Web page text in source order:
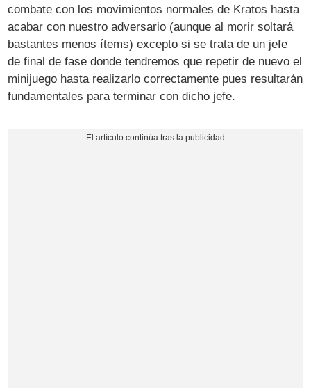
combate con los movimientos normales de Kratos hasta
acabar con nuestro adversario (aunque al morir soltará
bastantes menos ítems) excepto si se trata de un jefe
de final de fase donde tendremos que repetir de nuevo el
minijuego hasta realizarlo correctamente pues resultarán
fundamentales para terminar con dicho jefe.